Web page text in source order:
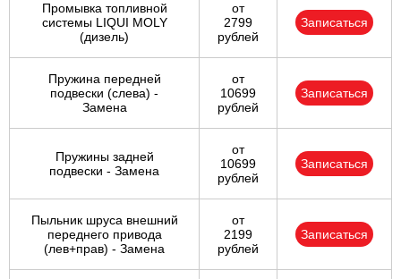
Промывка топливной
системы LIQUI MOLY
(дизель)
от
2799
рублей
Записаться
Пружина передней
подвески (слева) -
Замена
от
10699
рублей
Записаться
Пружины задней
подвески - Замена
от
10699
рублей
Записаться
Пыльник шруса внешний
переднего привода
(лев+прав) - Замена
от
2199
рублей
Записаться